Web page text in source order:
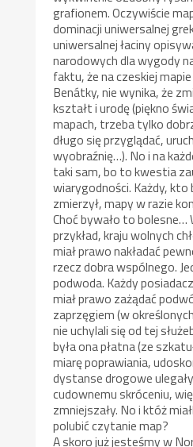
grafionem. Oczywiście
dominacji uniwersalnej
uniwersalnej łaciny
narodowych dla wygody
faktu, że na czeskiej
Benátky, nie wynika, że
kształt i urodę (piękno
mapach, trzeba tylko
długo się przyglądać,
wyobraźnię…). No i na
taki sam, bo to kwestia
wiarygodności. Każdy, kto
zmierzył, mapy w razie
Choć bywało to bolesne…
przykład, kraju wolnych
miał prawo nakładać
rzecz dobra wspólnego.
podwoda. Każdy
miał prawo zażądać
zaprzęgiem (w
nie uchylali się od tej
była ona płatna (ze
miarę poprawiania,
dystanse drogowe
cudownemu skróceniu,
zmniejszały. No i któż
polubić czytanie map?
A skoro już jesteśmy w